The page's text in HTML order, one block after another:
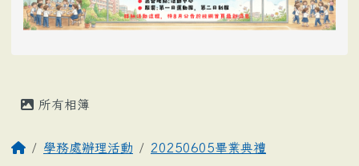
所有相簿
學務處辦理活動 20250605畢業典禮